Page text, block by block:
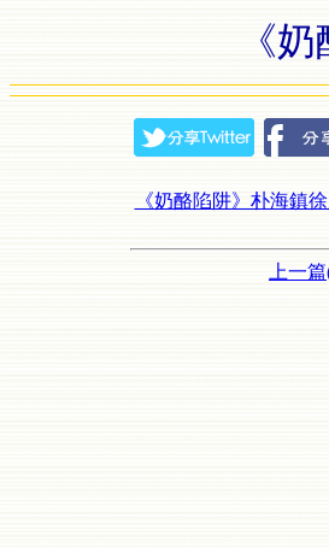
《
《奶酪陷阱》朴海鎮
上一